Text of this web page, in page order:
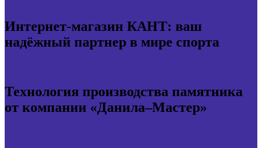
Интернет-магазин КАНТ: ваш
надёжный партнер в мире спорта
Технология производства памятника
от компании «Данила–Мастер»